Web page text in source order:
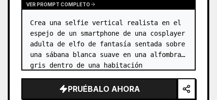
VER PROMPT COMPLETO
Crea una selfie vertical realista en el
espejo de un smartphone de una cosplayer
adulta de elfo de fantasía sentada sobre
una sábana blanca suave en una alfombra
gris dentro de una habitación
{argument name="character n…
PRUÉBALO AHORA